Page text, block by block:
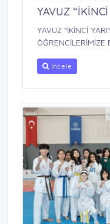
YAVUZ “İKİNCİ
YAVUZ “İKİNCİ
ÖĞRENCİLERİMİZE
İncele